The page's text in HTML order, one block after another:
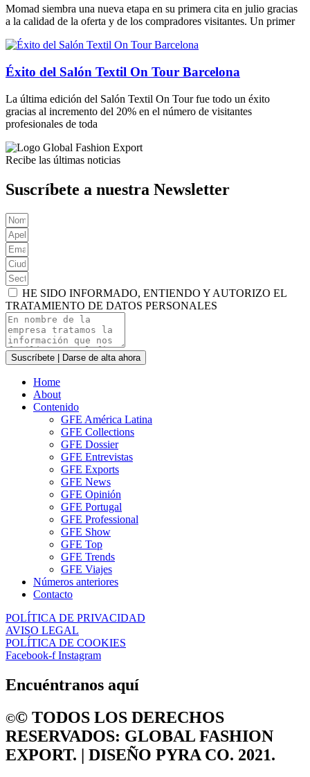
Momad siembra una nueva etapa en su primera cita en julio gracias
a la calidad de la oferta y de los compradores visitantes. Un primer
Éxito del Salón Textil On Tour Barcelona
La última edición del Salón Textil On Tour fue todo un éxito
gracias al incremento del 20% en el número de visitantes
profesionales de toda
Recibe las últimas noticias
Suscríbete a nuestra Newsletter
HE SIDO INFORMADO, ENTIENDO Y AUTORIZO EL
TRATAMIENTO DE DATOS PERSONALES
Suscríbete | Darse de alta ahora
Home
About
Contenido
GFE América Latina
GFE Collections
GFE Dossier
GFE Entrevistas
GFE Exports
GFE News
GFE Opinión
GFE Portugal
GFE Professional
GFE Show
GFE Top
GFE Trends
GFE Viajes
Números anteriores
Contacto
POLÍTICA DE PRIVACIDAD
AVISO LEGAL
POLÍTICA DE COOKIES
Facebook-f Instagram
Encuéntranos aquí
©️©️ TODOS LOS DERECHOS
RESERVADOS: GLOBAL FASHION
EXPORT. | DISEÑO PYRA CO. 2021.